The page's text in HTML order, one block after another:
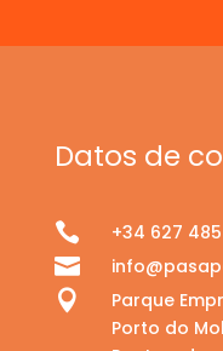
Datos de
 +34 627


Parque
Porto do